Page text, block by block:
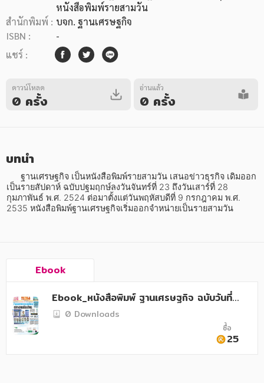
หมวดหมู่หนังสือ
หมวดหมู่ยอดนิยม
หนังสือเสียง
หมวดหมู่หนังสือ
อาหาร สุขภาพ การแพทย์
สังคม วัฒนธรรม การปกครอง ศาสนาและปรัชญา
กฎหมาย สัญญา ภาษี
การเงิน การลงทุน บริหาร
หนังสือพิมพ์รายสามวัน
สำนักพิมพ์ : บจก. ฐานเศรษฐกิจ
ISBN :
-
แชร์ :
ดาวน์โหลด
0 ครั้ง
อ่านแล้ว
0 ครั้ง
บทนำ
ฐานเศรษฐกิจ เป็นหนังสือพิมพ์รายสามวัน เสนอข่าวธุรกิจ เดิมออก
เป็นรายสัปดาห์ ฉบับปฐมฤกษ์ลงวันจันทร์ที่ 23 ถึงวันเสาร์ที่ 28
กุมภาพันธ์ พ.ศ. 2524 ต่อมาตั้งแต่วันพฤหัสบดีที่ 9 กรกฎาคม พ.ศ.
2535 หนังสือพิมพ์ฐานเศรษฐกิจเริ่มออกจำหน่ายเป็นรายสามวัน
Ebook
Ebook_หนังสือพิมพ์ ฐานเศรษฐกิจ ฉบับวันที่
4116 กรกฎาคม 2568
0 Downloads
ซื้อ
25